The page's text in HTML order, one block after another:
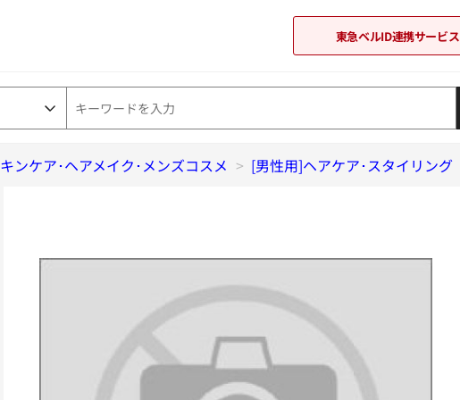
東急ベルID連携サービス
東急オンラインショップ
ンケア･ヘアメイク･メンズコスメ > [男性用]ヘアケア･スタイリング